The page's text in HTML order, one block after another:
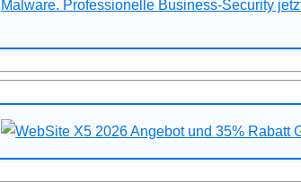
Malware. Professionelle Business-Security